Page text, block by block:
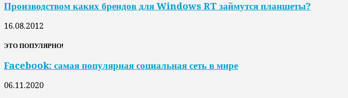
Производством каких брендов для Windows RT займутся планшеты?
16.08.2012
ЭТО ПОПУЛЯРНО!
Facebook: самая популярная социальная сеть в мире
06.11.2020